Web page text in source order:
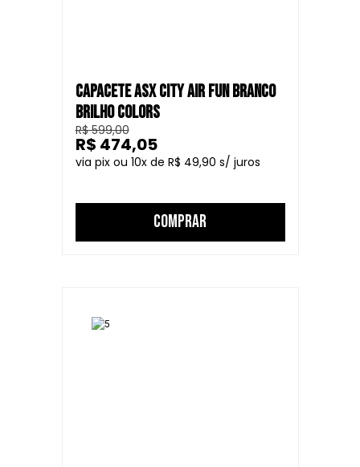
CAPACETE ASX CITY AIR FUN BRANCO
BRILHO COLORS
R$ 599,00
10
R$ 49,90
R$ 474,05
COMPRAR